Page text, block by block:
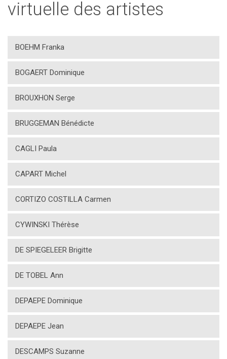
virtuelle des artistes
BOEHM Franka
BOGAERT Dominique
BROUXHON Serge
BRUGGEMAN Bénédicte
CAGLI Paula
CAPART Michel
CORTIZO COSTILLA Carmen
CYWINSKI Thérèse
DE SPIEGELEER Brigitte
DE TOBEL Ann
DEPAEPE Dominique
DEPAEPE Jean
DESCAMPS Suzanne